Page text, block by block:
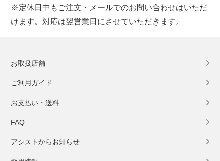
※定休日中もご注文・メールでのお問い合わせはいただ
けます。対応は翌営業日にさせていただきます。
お取扱店舗
ご利用ガイド
お支払い・送料
FAQ
アシストからお知らせ